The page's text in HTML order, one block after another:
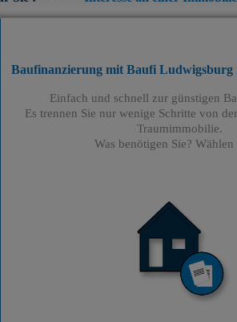
Baufinanzierung mit Baufi Ludwigsburg
Einfach und schnell zur günstigen
Es trennen Sie nur wenige Schritte von
Traumimmobilie.
Was benötigen Sie? Wählen